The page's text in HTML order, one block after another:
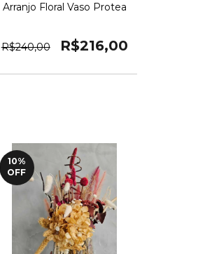
Arranjo Floral Vaso Protea
R$240,00 R$216,00
10%
OFF